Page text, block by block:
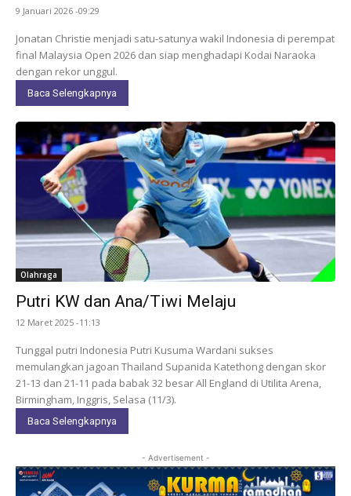
9 Januari 2026 -09:29
Jonatan Christie menjadi satu-satunya wakil Indonesia di perempat
final Malaysia Open 2026 dan siap menghadapi Kodai Naraoka
dengan rekor unggul.
Baca Selengkapnya
Olahraga
Putri KW dan Ana/Tiwi Melaju
12 Maret 2025 -11:13
Tunggal putri Indonesia Putri Kusuma Wardani sukses
memulangkan jagoan Thailand Supanida Katethong dengan skor
21-13 dan 21-11 pada babak 32 besar All England di Utilita Arena,
Birmingham, Inggris, Selasa (11/3).
Baca Selengkapnya
- Advertisement -